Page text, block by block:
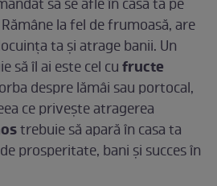
să se afle în casa ta pe
la fel de frumoasă, are
ta și atrage banii. Un
să îl ai este cel cufructe
despre lămâi sau portocal,
ce privește atragerea
trebuie să apară în casa ta
prosperitate, bani și succes în